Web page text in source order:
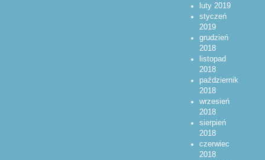
luty 2019
styczeń
2019
grudzień
2018
listopad
2018
październik
2018
wrzesień
2018
sierpień
2018
czerwiec
2018